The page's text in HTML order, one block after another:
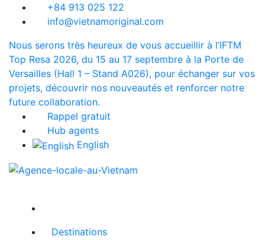
+84 913 025 122
info@vietnamoriginal.com
Nous serons très heureux de vous accueillir à l’IFTM
Top Resa 2026, du 15 au 17 septembre à la Porte de
Versailles (Hall 1 – Stand A026), pour échanger sur vos
projets, découvrir nos nouveautés et renforcer notre
future collaboration.
Rappel gratuit
Hub agents
English
Destinations